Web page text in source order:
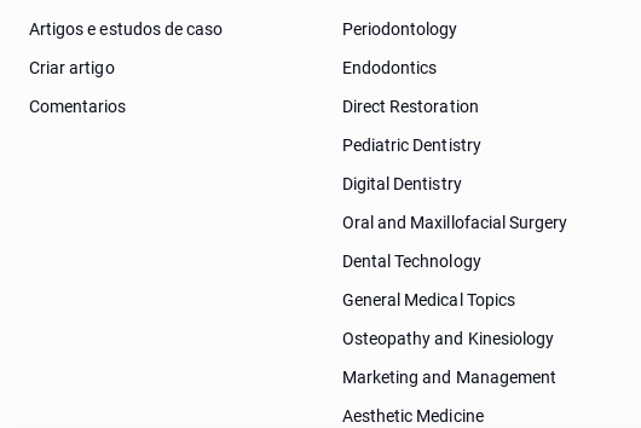
Artigos e estudos de caso
Criar artigo
Comentarios
Periodontology
Endodontics
Direct Restoration
Pediatric Dentistry
Digital Dentistry
Oral and Maxillofacial Surgery
Dental Technology
General Medical Topics
Osteopathy and Kinesiology
Marketing and Management
Aesthetic Medicine